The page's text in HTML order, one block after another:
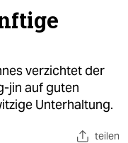
verzichtet der
jin auf guten
Unterhaltung.
teilen